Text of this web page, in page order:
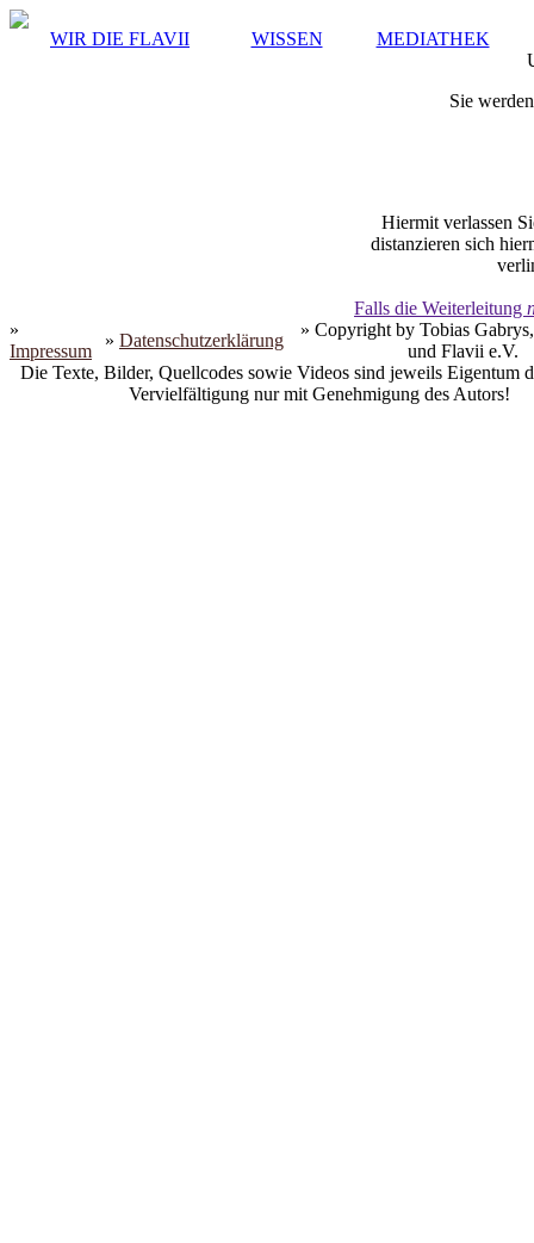
WIR DIE FLAVII WISSEN
MEDIATHEK
Sie
Hiermit verlassen
distanzieren sich
Falls die Weiterleitung
»
Impressum
» Datenschutzerklärung
» Copyright by Tobias
und Flavii e.V.
Die Texte, Bilder, Quellcodes sowie Videos sind jeweils Eigentum
Vervielfältigung nur mit Genehmigung des Autors!